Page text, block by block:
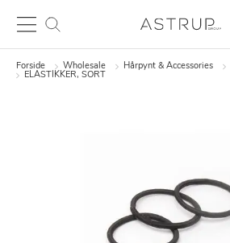
Forside Wholesale Hårpynt & Accessories
ELASTIKKER, SORT